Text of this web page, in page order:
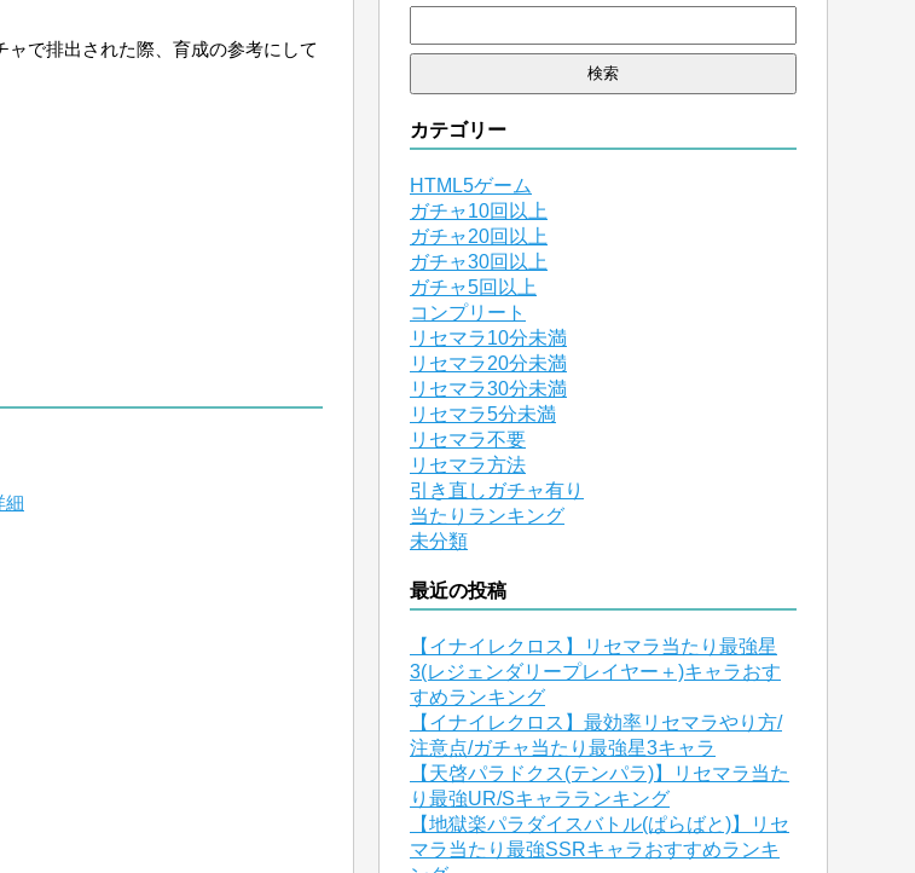
ャで排出された際、育成の参考にして
細
索:
カテゴリー
HTML5ゲーム
ガチャ10回以上
ガチャ20回以上
ガチャ30回以上
ガチャ5回以上
コンプリート
リセマラ10分未満
リセマラ20分未満
リセマラ30分未満
リセマラ5分未満
リセマラ不要
リセマラ方法
引き直しガチャ有り
当たりランキング
未分類
最近の投稿
【イナイレクロス】リセマラ当たり最強星
3(レジェンダリープレイヤー＋)キャラおす
すめランキング
【イナイレクロス】最効率リセマラやり方/
注意点/ガチャ当たり最強星3キャラ
【天啓パラドクス(テンパラ)】リセマラ当た
り最強UR/Sキャラランキング
【地獄楽パラダイスバトル(ぱらばと)】リセ
マラ当たり最強SSRキャラおすすめランキ